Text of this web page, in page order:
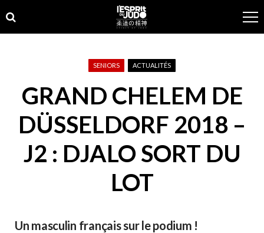
to
navigation
to
content
SENIORS ACTUALITÉS
GRAND CHELEM DE
DÜSSELDORF 2018 –
J2 : DJALO SORT DU
LOT
Un masculin français sur le podium !